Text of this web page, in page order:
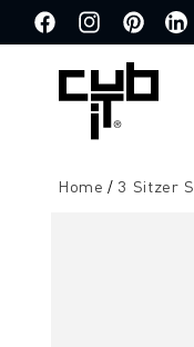
zum
Inhalt
FacebookInstagramPinterest
Home 3 Sitzer